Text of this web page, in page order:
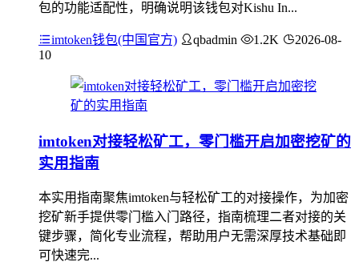
包的功能适配性，明确说明该钱包对Kishu In...
imtoken钱包(中国官方) qbadmin 1.2K
2026-08-
10
imtoken对接轻松矿工，零门槛开启加密挖矿的
实用指南
本实用指南聚焦imtoken与轻松矿工的对接操作，为加密
挖矿新手提供零门槛入门路径，指南梳理二者对接的关
键步骤，简化专业流程，帮助用户无需深厚技术基础即
可快速完...